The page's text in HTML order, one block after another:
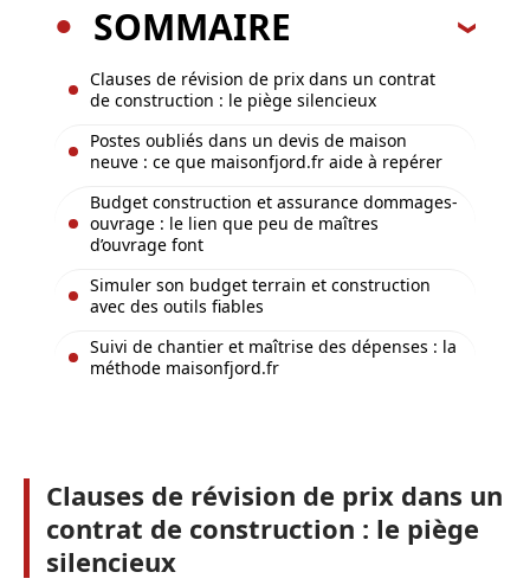
SOMMAIRE
Clauses de révision de prix dans un contrat
de construction : le piège silencieux
Postes oubliés dans un devis de maison
neuve : ce que maisonfjord.fr aide à repérer
Budget construction et assurance dommages-
ouvrage : le lien que peu de maîtres
d’ouvrage font
Simuler son budget terrain et construction
avec des outils fiables
Suivi de chantier et maîtrise des dépenses : la
méthode maisonfjord.fr
Clauses de révision de prix dans un
contrat de construction : le piège
silencieux